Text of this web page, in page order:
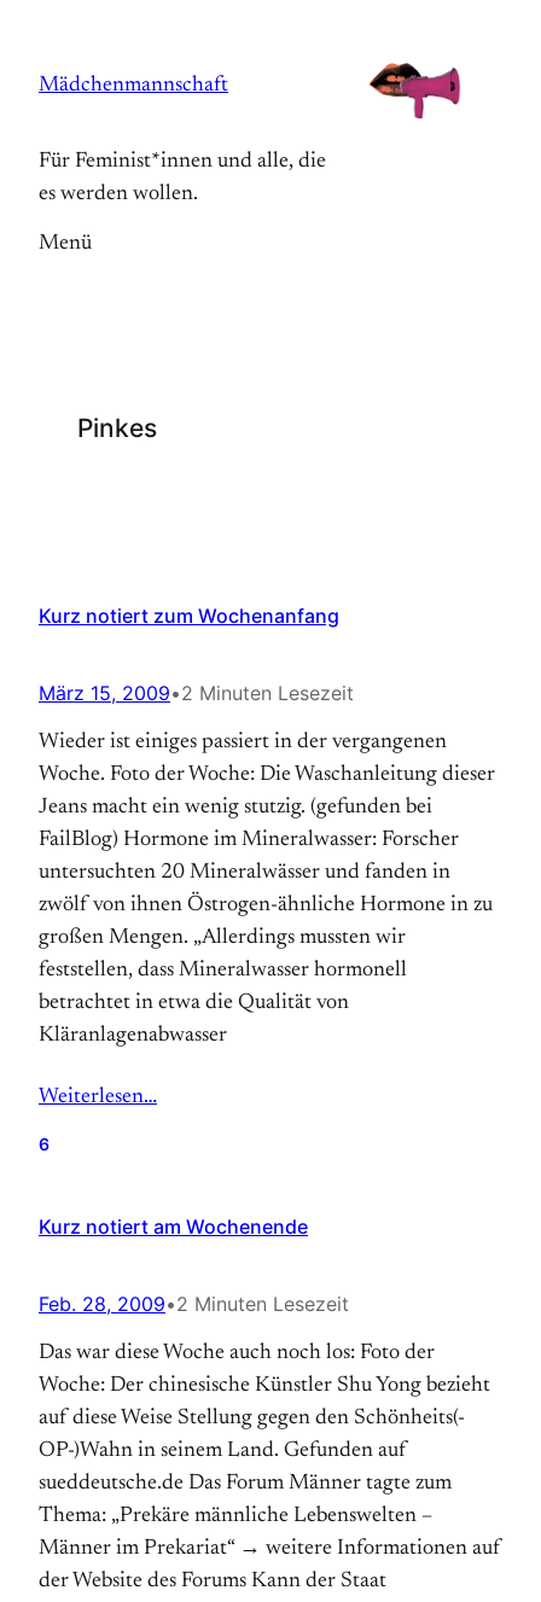
springen
Mädchenmannschaft
Für Feminist*innen und alle, die
es werden wollen.
Menü
Pinkes
Kurz notiert zum Wochenanfang
März 15, 2009•2 Minuten Lesezeit
Wieder ist einiges passiert in der vergangenen
Woche. Foto der Woche: Die Waschanleitung dieser
Jeans macht ein wenig stutzig. (gefunden bei
FailBlog) Hormone im Mineralwasser: Forscher
untersuchten 20 Mineralwässer und fanden in
zwölf von ihnen Östrogen-ähnliche Hormone in zu
großen Mengen. „Allerdings mussten wir
feststellen, dass Mineralwasser hormonell
betrachtet in etwa die Qualität von
Kläranlagenabwasser
Weiterlesen…
6
Kurz notiert am Wochenende
Feb. 28, 2009•2 Minuten Lesezeit
Das war diese Woche auch noch los: Foto der
Woche: Der chinesische Künstler Shu Yong bezieht
auf diese Weise Stellung gegen den Schönheits(-
OP-)Wahn in seinem Land. Gefunden auf
sueddeutsche.de Das Forum Männer tagte zum
Thema: „Prekäre männliche Lebenswelten –
Männer im Prekariat“ → weitere Informationen auf
der Website des Forums Kann der Staat